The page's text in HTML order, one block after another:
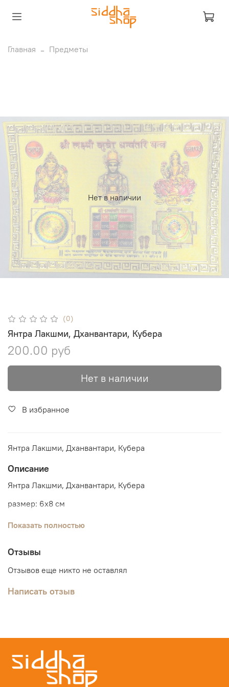
Главная Предметы
Нет в наличии
(0)
Янтра Лакшми, Дханвантари, Кубера
200.00 руб
Нет в наличии
В избранное
Янтра Лакшми, Дханвантари, Кубера
Описание
Янтра Лакшми, Дханвантари, Кубера
размер: 6х8 см
материал: золотая бумага
Показать полностью
Отзывы
Отзывов еще никто не оставлял
Написать отзыв